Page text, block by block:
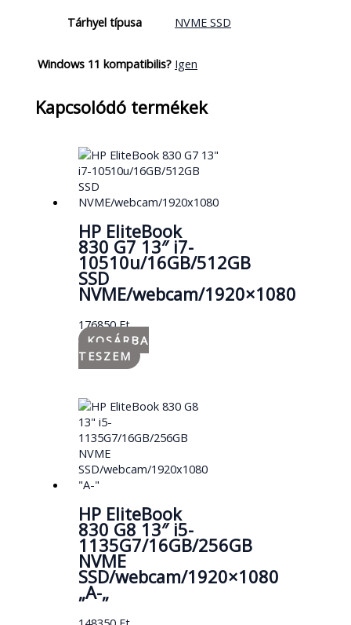
Tárhyel típusa NVME SSD
Windows 11 kompatibilis? Igen
Kapcsolódó termékek
HP EliteBook
830 G7 13″ i7-
10510u/16GB/512GB
SSD
NVME/webcam/1920×1080
176850Ft
KOSÁRBA
TESZEM
HP EliteBook
830 G8 13″ i5-
1135G7/16GB/256GB
NVME
SSD/webcam/1920×1080
„A-„